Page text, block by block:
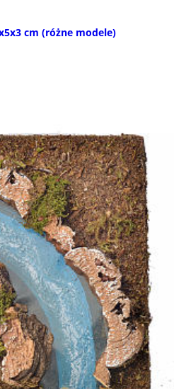
cm (różne modele)